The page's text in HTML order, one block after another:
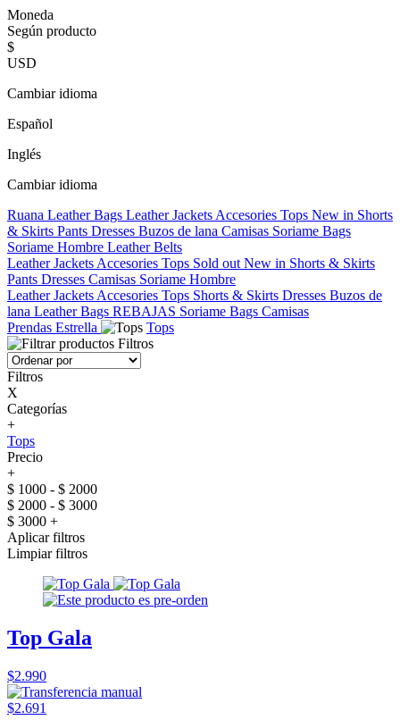
Moneda
Según producto
$
USD
Cambiar idioma
Español
Inglés
Cambiar idioma
Ruana Leather Bags Leather Jackets Accesories Tops New in Shorts
& Skirts Pants Dresses Buzos de lana Camisas Soriame Bags
Soriame Hombre Leather Belts
Leather Jackets Accesories Tops Sold out New in Shorts & Skirts
Pants Dresses Camisas Soriame Hombre
Leather Jackets Accesories Tops Shorts & Skirts Dresses Buzos de
lana Leather Bags REBAJAS Soriame Bags Camisas
Prendas Estrella
Tops
Filtros
Filtros
X
Categorías
+
Tops
Precio
+
$ 1000 - $ 2000
$ 2000 - $ 3000
$ 3000 +
Aplicar filtros
Limpiar filtros
Top Gala
$2.990
$2.691